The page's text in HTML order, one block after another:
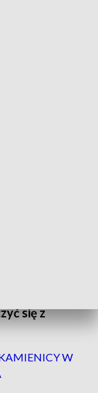
się z
W